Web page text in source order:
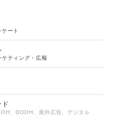
ート
ケティング・広報
、DOOH、屋外広告、デジタル